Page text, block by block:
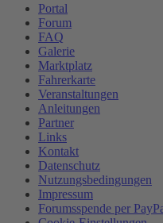
Portal
Forum
FAQ
Galerie
Marktplatz
Fahrerkarte
Veranstaltungen
Anleitungen
Partner
Links
Kontakt
Datenschutz
Nutzungsbedingungen
Impressum
Forumsspende per